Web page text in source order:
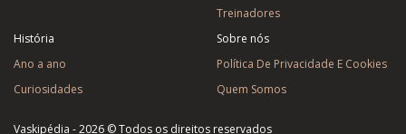
Treinadores
História
Ano a ano
Curiosidades
Sobre nós
Política De Privacidade E Cookies
Quem Somos
Vaskipédia - 2026 © Todos os direitos reservados